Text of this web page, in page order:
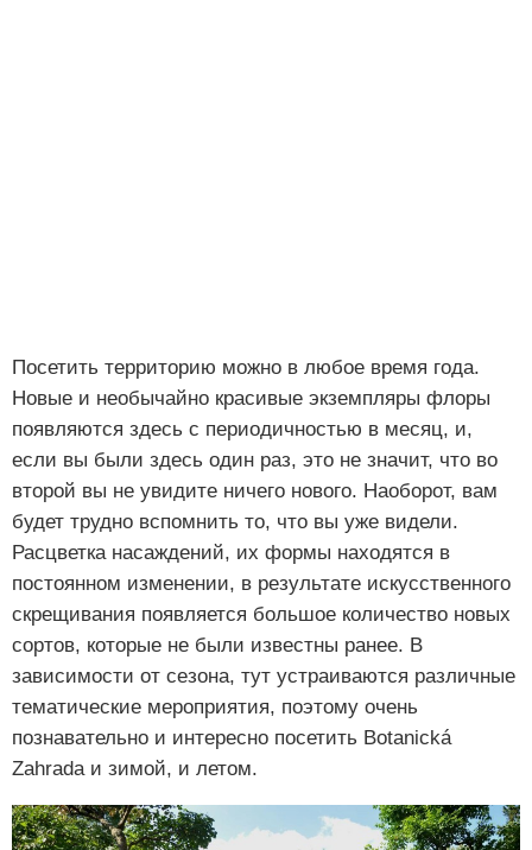
Посетить территорию можно в любое время года.
Новые и необычайно красивые экземпляры флоры
появляются здесь с периодичностью в месяц, и,
если вы были здесь один раз, это не значит, что во
второй вы не увидите ничего нового. Наоборот, вам
будет трудно вспомнить то, что вы уже видели.
Расцветка насаждений, их формы находятся в
постоянном изменении, в результате искусственного
скрещивания появляется большое количество новых
сортов, которые не были известны ранее. В
зависимости от сезона, тут устраиваются различные
тематические мероприятия, поэтому очень
познавательно и интересно посетить Botanická
Zahrada и зимой, и летом.